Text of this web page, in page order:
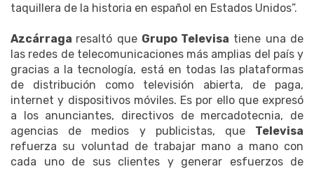
taquillera de la historia en español en Estados Unidos”.
Azcárraga resaltó que Grupo Televisa tiene una de
las redes de telecomunicaciones más amplias del país y
gracias a la tecnología, está en todas las plataformas
de distribución como televisión abierta, de paga,
internet y dispositivos móviles. Es por ello que expresó
a los anunciantes, directivos de mercadotecnia, de
agencias de medios y publicistas, que Televisa
refuerza su voluntad de trabajar mano a mano con
cada uno de sus clientes y generar esfuerzos de